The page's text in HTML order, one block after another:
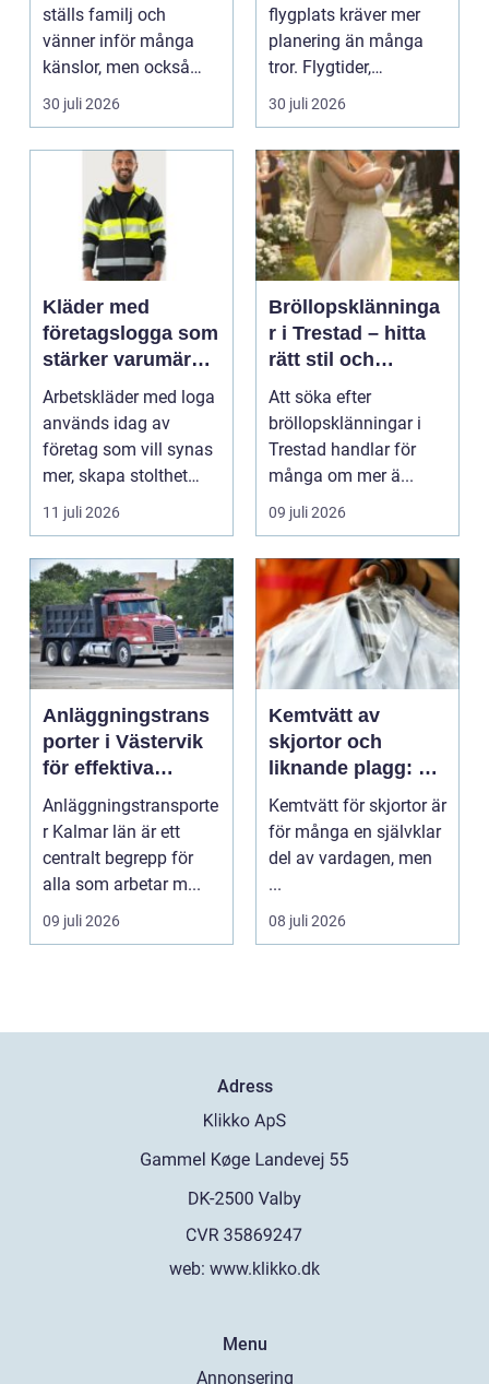
ställs familj och
vänner inför många
känslor, men också
praktiska beslut. En b...
30 juli 2026
flygplats kräver mer
planering än många
tror. Flygtider,
packning, säker...
30 juli 2026
Kläder med
företagslogga som
stärker varumärket
varje dag
Arbetskläder med loga
används idag av
företag som vill synas
mer, skapa stolthet
inte...
11 juli 2026
Bröllopsklänninga
r i Trestad – hitta
rätt stil och
passform inför den
stora dagen
Att söka efter
bröllopsklänningar i
Trestad handlar för
många om mer ä...
09 juli 2026
Anläggningstrans
porter i Västervik
för effektiva
byggprojekt
Anläggningstransporte
r Kalmar län är ett
centralt begrepp för
alla som arbetar m...
09 juli 2026
Kemtvätt av
skjortor och
liknande plagg: Så
fungerar
professionell
klädvård i
Kemtvätt för skjortor är
för många en självklar
del av vardagen, men
...
08 juli 2026
Adress
web: www.klikko.dk
Menu
Annonsering